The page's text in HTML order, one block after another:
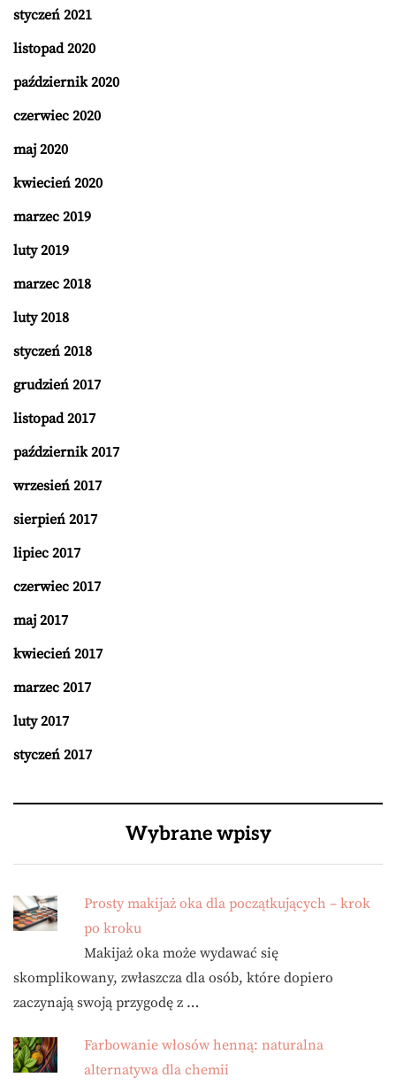
styczeń 2021
listopad 2020
październik 2020
czerwiec 2020
maj 2020
kwiecień 2020
marzec 2019
luty 2019
marzec 2018
luty 2018
styczeń 2018
grudzień 2017
listopad 2017
październik 2017
wrzesień 2017
sierpień 2017
lipiec 2017
czerwiec 2017
maj 2017
kwiecień 2017
marzec 2017
luty 2017
styczeń 2017
Wybrane wpisy
Prosty makijaż oka dla początkujących – krok
po kroku
Makijaż oka może wydawać się
skomplikowany, zwłaszcza dla osób, które dopiero
zaczynają swoją przygodę z …
Farbowanie włosów henną: naturalna
alternatywa dla chemii